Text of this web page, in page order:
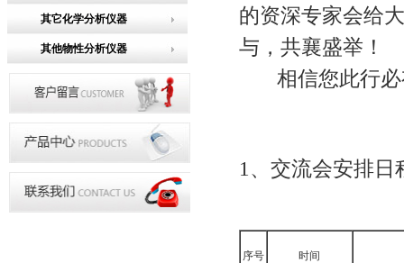
其它化学分析仪器
其他物性分析仪器
的资深专家会给
与，共襄盛举！
相信您此行必
1、交流会安排日
序号 时间